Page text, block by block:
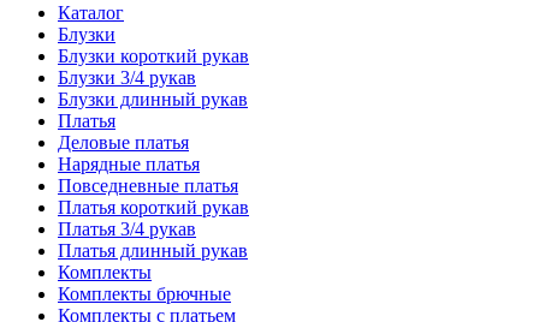
Каталог
Блузки
Блузки короткий рукав
Блузки 3/4 рукав
Блузки длинный рукав
Платья
Деловые платья
Нарядные платья
Повседневные платья
Платья короткий рукав
Платья 3/4 рукав
Платья длинный рукав
Комплекты
Комплекты брючные
Комплекты с платьем